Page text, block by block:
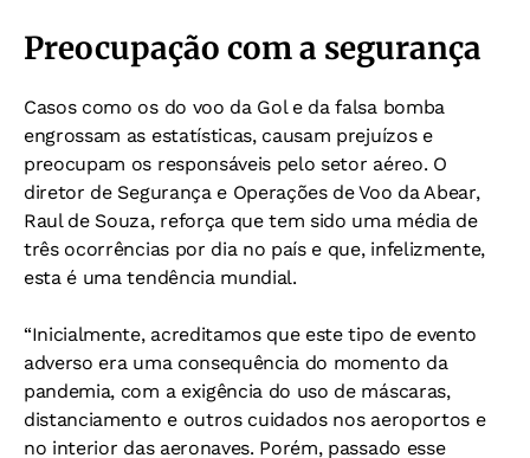
Preocupação com a segurança
Casos como os do voo da Gol e da falsa bomba
engrossam as estatísticas, causam prejuízos e
preocupam os responsáveis pelo setor aéreo. O
diretor de Segurança e Operações de Voo da Abear,
Raul de Souza, reforça que tem sido uma média de
três ocorrências por dia no país e que, infelizmente,
esta é uma tendência mundial.
“Inicialmente, acreditamos que este tipo de evento
adverso era uma consequência do momento da
pandemia, com a exigência do uso de máscaras,
distanciamento e outros cuidados nos aeroportos e
no interior das aeronaves. Porém, passado esse